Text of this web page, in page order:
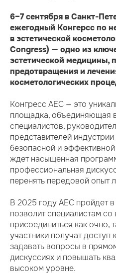
6–7 сентября в Санкт-
ежегодный Конгерсс по
в эстетической
Congress) — одно из
эстетической медицины,
предотвращения и
косметологических
Конгресс AEC — это
площадка, объединяющая
специалистов,
представителей
безопасной и эффективной
ждет насыщенная
профессиональная
перенять передовой опыт
В 2025 году AEC пройдет
позволит специалистам
присоединиться как очно,
участники получат доступ
задавать вопросы в
дискуссиях и повышать
высоком уровне.